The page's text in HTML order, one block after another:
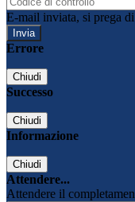
E-mail inviata, si prega
Errore
Chiudi
Successo
Chiudi
Informazione
Chiudi
Attendere...
Attendere il